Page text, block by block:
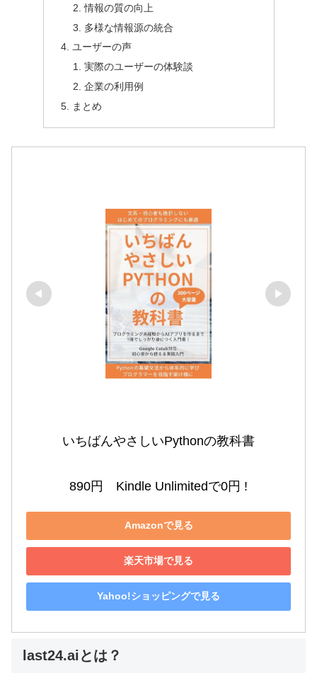
情報の質の向上
多様な情報源の統合
ユーザーの声
実際のユーザーの体験談
企業の利用例
まとめ
いちばんやさしいPythonの教科書
890円　Kindle Unlimitedで0円 !
Amazonで見る
楽天市場で見る
Yahoo!ショッピングで見る
last24.aiとは？